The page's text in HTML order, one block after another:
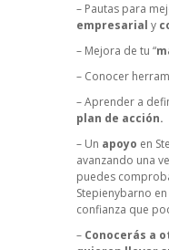
– Pautas para
empresarial y
– Mejora de tu “
– Conocer
– Aprender a
plan de acción.
– Un apoyo en
avanzando una
puedes
Stepienybarno
confianza que
– Conocerás a